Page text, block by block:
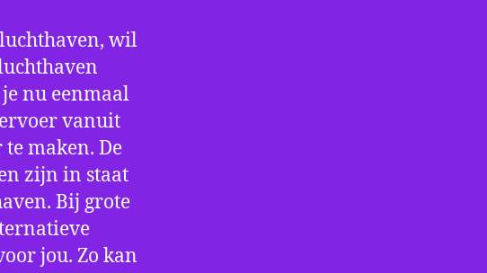
wil
nu eenmaal
vanuit
maken. De
zijn in staat
Bij grote
jou. Zo kan